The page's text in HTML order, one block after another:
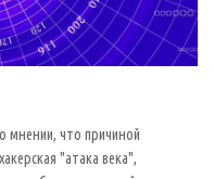
мнении, что причиной
"атака века",